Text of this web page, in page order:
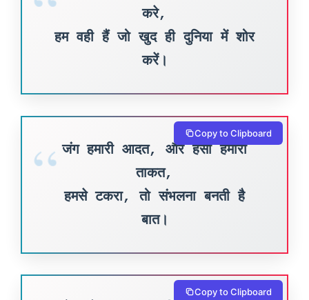
करे,
हम वही हैं जो खुद ही दुनिया में शोर
करें।
जंग हमारी आदत, और हँसी हमारी
ताकत,
हमसे टकरा, तो संभलना बनती है
बात।
Copy to Clipboard
Copy to Clipboard